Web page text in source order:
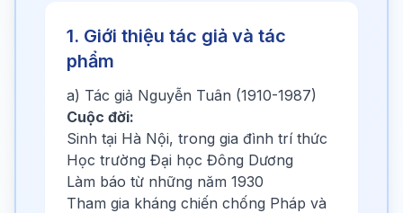
1. Giới thiệu tác giả và tác
phẩm
a) Tác giả Nguyễn Tuân (1910-1987)
Cuộc đời:
Sinh tại Hà Nội, trong gia đình trí thức
Học trường Đại học Đông Dương
Làm báo từ những năm 1930
Tham gia kháng chiến chống Pháp và